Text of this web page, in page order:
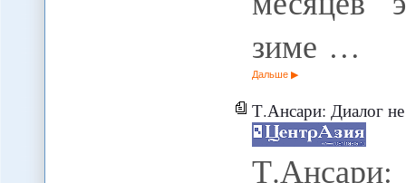
зиме …
Дальше
Т.Ансари: Диалог не
Т.Ансари: